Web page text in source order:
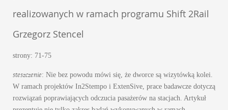
realizowanych w ramach programu Shift 2Rail
Grzegorz Stencel
strony: 71-75
steszczenie: Nie bez powodu mówi się, że dworce są wizytówką kolei.
W ramach projektów In2Stempo i ExtenSive, prace badawcze dotyczą
rozwiązań poprawiających odczucia pasażerów na stacjach. Artykuł